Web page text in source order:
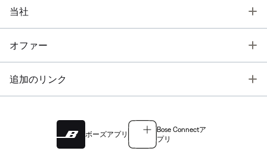
当社
オファー
追加のリンク
ボーズアプリ
Bose Connectア
プリ